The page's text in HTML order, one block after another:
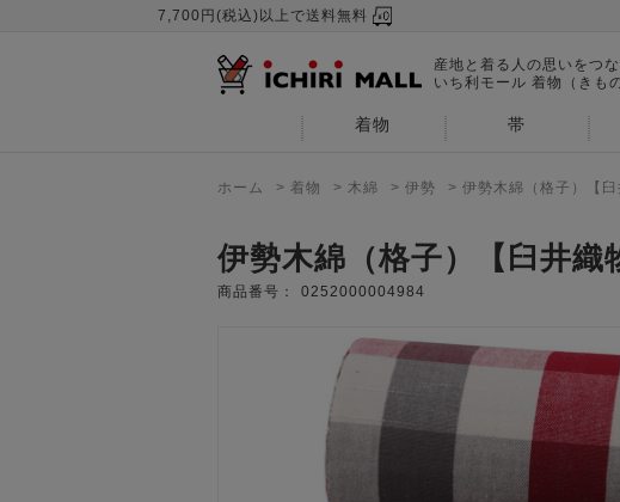
7,700円(税込)以上で送料無料
産地と着る人の思いをつ
いち利モール 着物（きも
着物 帯
ホーム > 着物 > 木綿 > 伊勢 > 伊勢木綿（格子）【臼
伊勢木綿（格子）【臼井織
商品番号： 0252000004984